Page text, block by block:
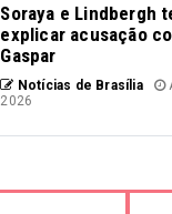
Soraya e Lindbergh
explicar acusação
Gaspar
Notícias de Brasília
2026